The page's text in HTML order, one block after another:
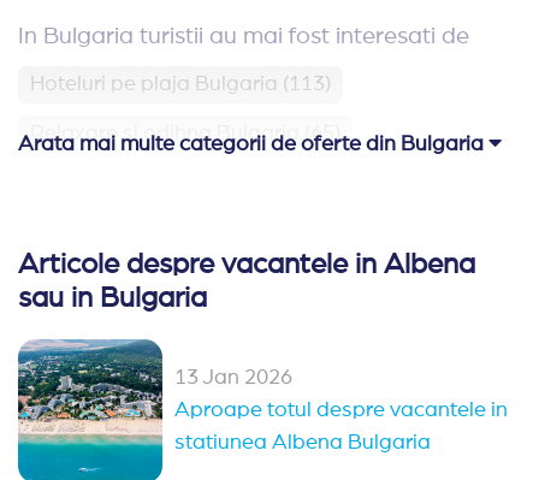
In Bulgaria turistii au mai fost interesati de
Hoteluri pe plaja Bulgaria (113)
Relaxare si odihna Bulgaria (65)
Ultra All Inclusive Bulgaria
Oferte 1 mai Kranevo Paste Bulgaria
All Inclusive Bulgaria
Arata mai multe categorii de oferte din Bulgaria
Articole despre vacantele in Albena
sau in Bulgaria
13 Jan 2026
Aproape totul despre vacantele in
statiunea Albena Bulgaria